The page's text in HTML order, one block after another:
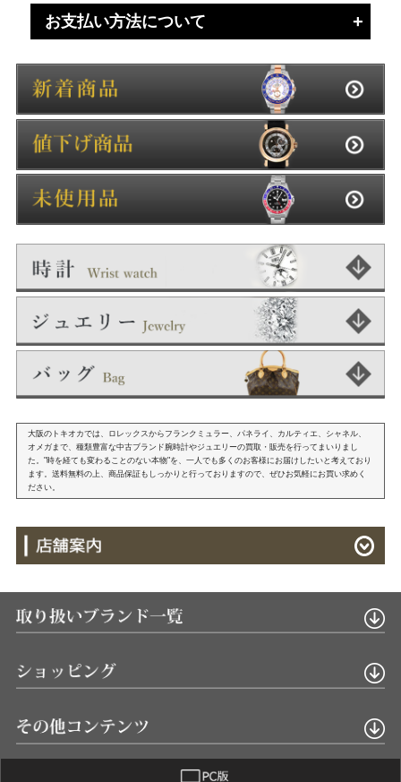
お支払い方法について
大阪のトキオカでは、ロレックスからフランクミュラー、パネライ、カルティエ、シャネル、
オメガまで、種類豊富な中古ブランド腕時計やジュエリーの買取・販売を行ってまいりまし
た。"時を経ても変わることのない本物"を、一人でも多くのお客様にお届けしたいと考えており
ます。送料無料の上、商品保証もしっかりと行っておりますので、ぜひお気軽にお買い求めく
ださい。